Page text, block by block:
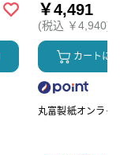
￥4,491
(税込 ￥4,940)
カートに
丸富製紙オンライ